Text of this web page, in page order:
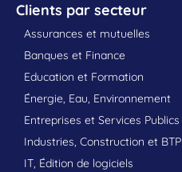
Clients par secteur
Assurances et mutuelles
Banques et Finance
Education et Formation
Énergie, Eau, Environnement
Entreprises et Services Publics
Industries, Construction et BTP
IT, Édition de logiciels